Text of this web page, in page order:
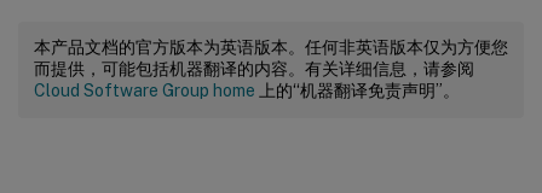
本产品文档的官方版本为英语版本。任何非英语版本仅为方便您
而提供，可能包括机器翻译的内容。有关详细信息，请参阅
Cloud Software Group home 上的“机器翻译免责声明”。